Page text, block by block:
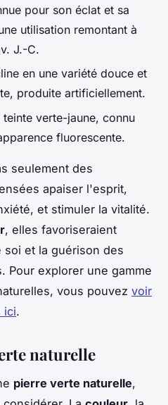
pour son éclat et sa
utilisation remontant à
J.-C.
en une variété douce et
produite artificiellement.
teinte verte-jaune, connu
fluorescente.
seulement des
apaiser l'esprit,
et stimuler la vitalité.
, elles favoriseraient
soi et la guérison des
Pour explorer une gamme
vous pouvez voir
ici.
naturelle
pierre verte naturelle,